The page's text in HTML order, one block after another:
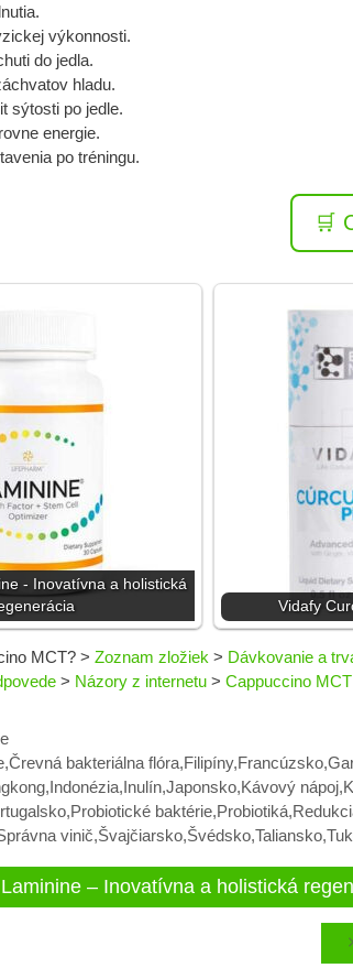
výkonnosti.
do jedla.
hladu.
sýtosti po jedle.
energie.
po tréningu.
🛒
- Inovatívna a holistická
Vidafy
MCT? > Zoznam zložiek > Dávkovanie a
> Názory z internetu > Cappuccino
,Črevná bakteriálna flóra,Filipíny,Francúzsko,
,Indonézia,Inulín,Japonsko,Kávový nápoj,
,Probiotické baktérie,Probiotiká,
vinič,Švajčiarsko,Švédsko,Taliansko,
– Inovatívna a holistická